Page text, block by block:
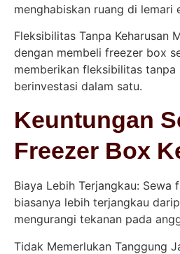
menghabiskan ruang di lemari
Fleksibilitas Tanpa Keharusan
dengan membeli freezer box
memberikan fleksibilitas tanpa
berinvestasi dalam satu.
Keuntungan
Freezer Box
Biaya Lebih Terjangkau: Sewa
biasanya lebih terjangkau
mengurangi tekanan pada
Tidak Memerlukan Tanggung